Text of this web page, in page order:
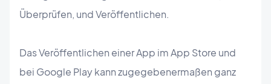
Überprüfen, und Veröffentlichen.
Das Veröffentlichen einer App im App Store und
bei Google Play kann zugegebenermaßen ganz